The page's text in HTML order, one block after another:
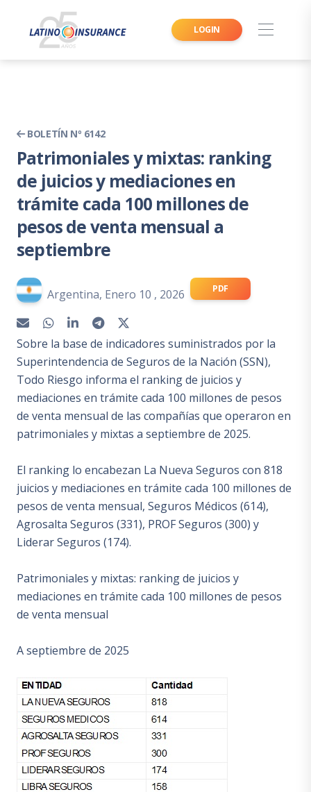
LOGIN
BOLETÍN Nº 6142
Patrimoniales y mixtas: ranking
de juicios y mediaciones en
trámite cada 100 millones de
pesos de venta mensual a
septiembre
Argentina, Enero 10 , 2026 PDF
Sobre la base de indicadores suministrados por la
Superintendencia de Seguros de la Nación (SSN),
Todo Riesgo informa el ranking de juicios y
mediaciones en trámite cada 100 millones de pesos
de venta mensual de las compañías que operaron en
patrimoniales y mixtas a septiembre de 2025.
El ranking lo encabezan La Nueva Seguros con 818
juicios y mediaciones en trámite cada 100 millones de
pesos de venta mensual, Seguros Médicos (614),
Agrosalta Seguros (331), PROF Seguros (300) y
Liderar Seguros (174).
Patrimoniales y mixtas: ranking de juicios y
mediaciones en trámite cada 100 millones de pesos
de venta mensual
A septiembre de 2025